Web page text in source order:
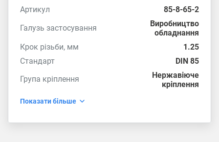
Артикул
85-8-65-2
Галузь застосування
Виробництво
обладнання
Крок різьби, мм
1.25
Стандарт
DIN 85
Група кріплення
Нержавіюче
кріплення
Показати більше